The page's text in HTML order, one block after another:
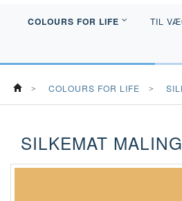
COLOURS FOR LIFE TIL
COLOURS FOR LIFE
SILKEMAT